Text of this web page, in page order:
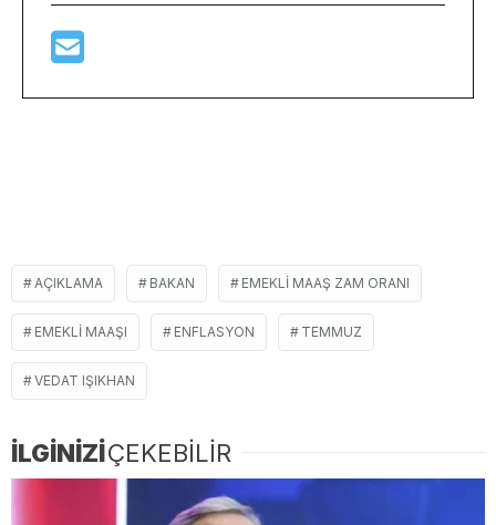
AÇIKLAMA BAKAN EMEKLI MAAŞ ZAM ORANI
EMEKLI MAAŞI ENFLASYON TEMMUZ
VEDAT IŞIKHAN
İLGİNİZİÇEKEBİLİR